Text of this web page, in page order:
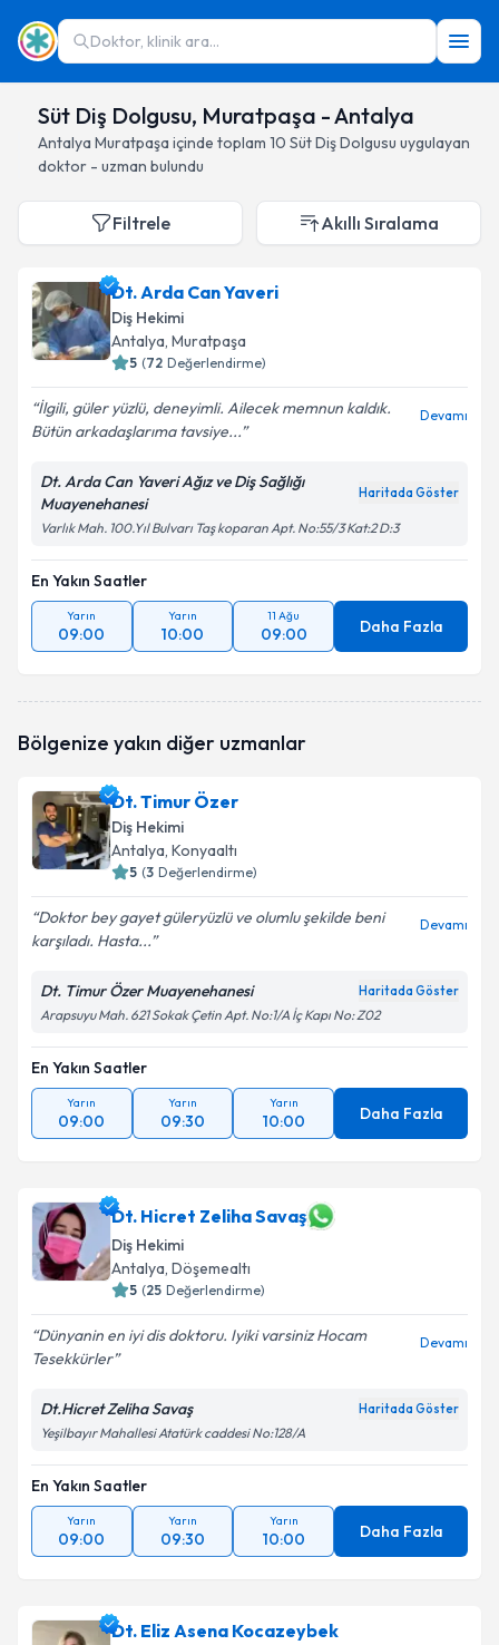
Doktor, klinik ara...
Süt Diş Dolgusu, Muratpaşa - Antalya
Antalya Muratpaşa içinde toplam 10 Süt Diş Dolgusu uygulayan
doktor - uzman bulundu
Filtrele Akıllı Sıralama
Dt. Arda Can Yaveri
Diş Hekimi
Antalya, Muratpaşa
5 (72 Değerlendirme)
İlgili, güler yüzlü, deneyimli. Ailecek memnun kaldık.
Bütün arkadaşlarıma tavsiye...
Devamı
Dt. Arda Can Yaveri Ağız ve Diş Sağlığı
Muayenehanesi
Haritada Göster
Varlık Mah. 100.Yıl Bulvarı Taş koparan Apt. No:55/3 Kat:2 D:3
En Yakın Saatler
Yarın
09:00
Yarın
10:00
11 Ağu
09:00 Daha Fazla
Bölgenize yakın diğer uzmanlar
Dt. Timur Özer
Diş Hekimi
Antalya, Konyaaltı
5 (3 Değerlendirme)
Doktor bey gayet güleryüzlü ve olumlu şekilde beni
karşıladı. Hasta...
Devamı
Dt. Timur Özer Muayenehanesi Haritada Göster
Arapsuyu Mah. 621 Sokak Çetin Apt. No:1/A İç Kapı No: Z02
En Yakın Saatler
Yarın
09:00
Yarın
09:30
Yarın
10:00 Daha Fazla
Dt. Hicret Zeliha Savaş
Diş Hekimi
Antalya, Döşemealtı
5 (25 Değerlendirme)
Dünyanin en iyi dis doktoru. Iyiki varsiniz Hocam
Tesekkürler
Devamı
Dt.Hicret Zeliha Savaş Haritada Göster
Yeşilbayır Mahallesi Atatürk caddesi No:128/A
En Yakın Saatler
Yarın
09:00
Yarın
09:30
Yarın
10:00 Daha Fazla
Dt. Eliz Asena Kocazeybek